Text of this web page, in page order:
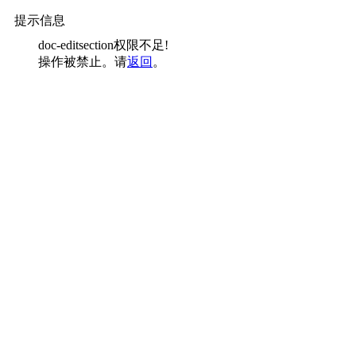
提示信息
doc-editsection权限不足!
操作被禁止。请返回 。